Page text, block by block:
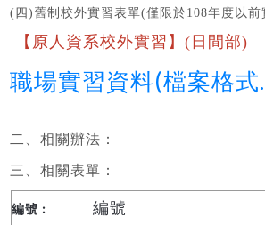
(四)舊制校外實習表單(僅限於108年度以前
【原人資系校外實習】(日間部)
職場實習資料(檔案格
二、相關辦法：
三、相關表單：
編號